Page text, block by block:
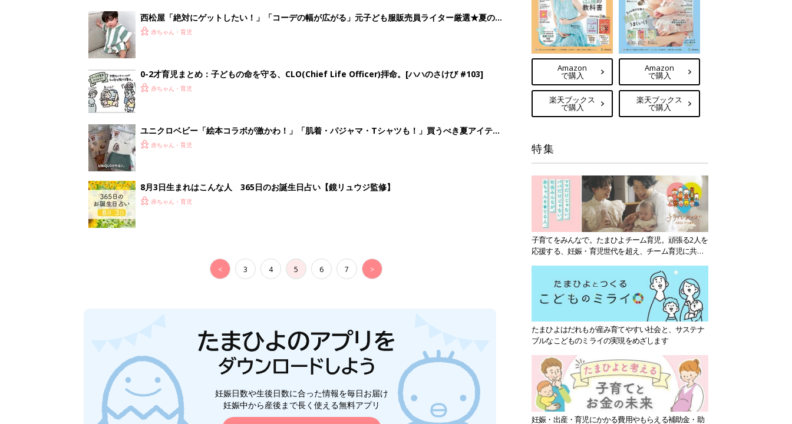
< 3 4 5 6 7 >
Amazon
で購入
楽天ブックス
で購入
Amazon
で購入
楽天ブックス
で購入
特集
子育てをみんなで。たまひよチーム育児。頑張る2人を
応援する、妊娠・育児世代を超え、チーム育児に共感
たまひよはだれもが産み育てやすい社会と、サステナ
ブルなこどものミライの実現をめざします
妊娠・出産・育児にかかる費用やもらえる補助金・助